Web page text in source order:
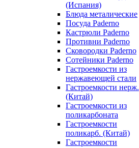
(Испания)
Блюда металические
Посуда Paderno
Кастрюли Paderno
Противни Paderno
Сковородки Paderno
Сотейники Paderno
Гастроемкости из
нержавеющей стали
Гастроемкости нерж.
(Китай)
Гастроемкости из
поликарбоната
Гастроемкости
поликарб. (Китай)
Гастроемкости